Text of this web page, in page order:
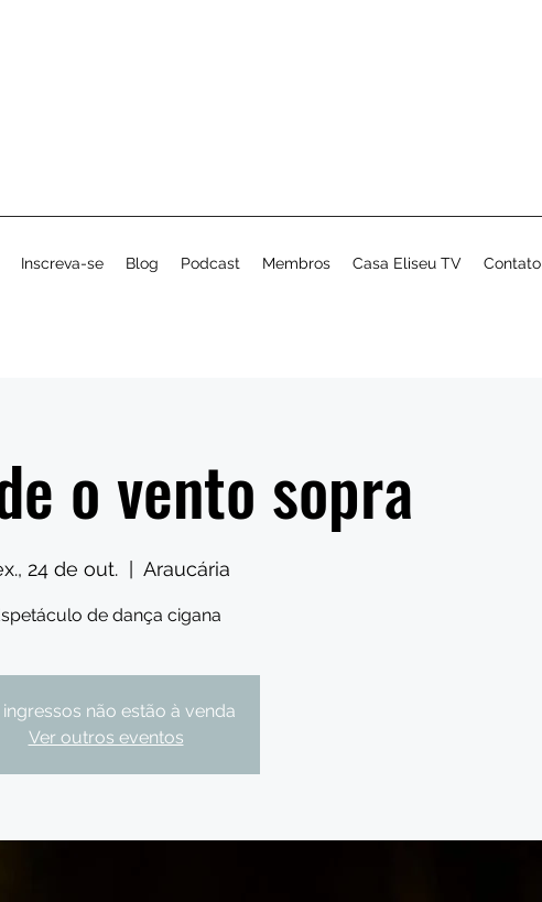
Inscreva-se Blog Podcast Membros Casa Eliseu TV Contato
o vento sopra
24 de out.
  |
Araucária
de dança cigana
ingressos não estão à venda
Ver outros eventos